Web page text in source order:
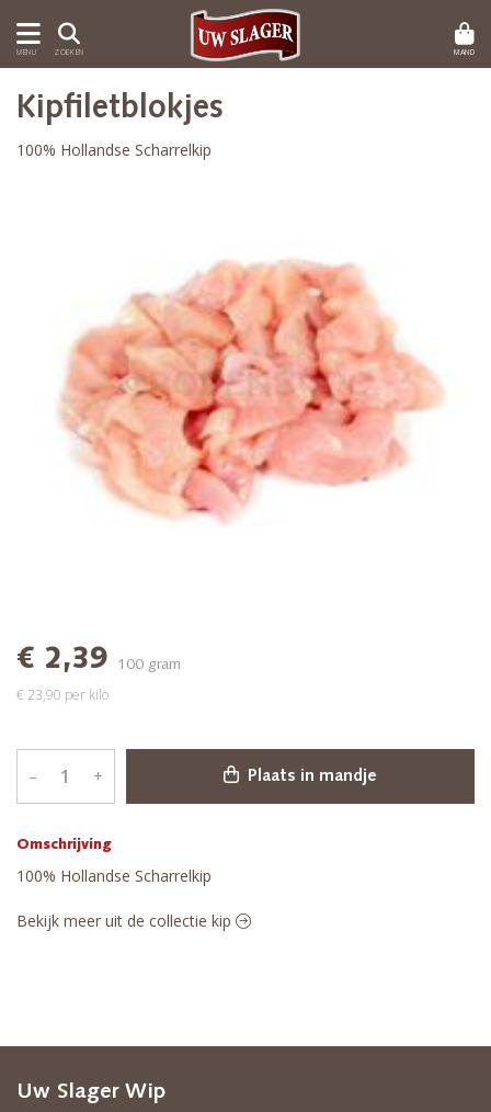
MENU ZOEKEN MAND
Omschrijving
100% Hollandse Scharrelkip
Kipfiletblokjes
100% Hollandse Scharrelkip
€ 2,39 100 gram
€ 23,90 per kilo
– + Plaats in mandje
Bekijk meer uit de collectie kip
Uw Slager Wip